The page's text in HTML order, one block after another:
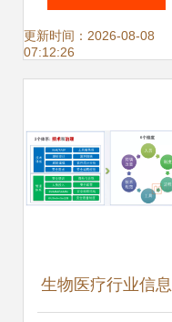
更新时间：2026-08-08
07:12:26
生物医疗行业信息